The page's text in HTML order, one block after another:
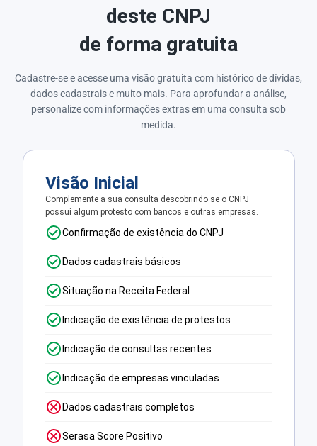
deste CNPJ
de forma gratuita
Cadastre-se e acesse uma visão gratuita com histórico de dívidas,
dados cadastrais e muito mais. Para aprofundar a análise,
personalize com informações extras em uma consulta sob
medida.
Visão Inicial
Complemente a sua consulta descobrindo se o CNPJ
possui algum protesto com bancos e outras empresas.
Confirmação de existência do CNPJ
Dados cadastrais básicos
Situação na Receita Federal
Indicação de existência de protestos
Indicação de consultas recentes
Indicação de empresas vinculadas
Dados cadastrais completos
Serasa Score Positivo